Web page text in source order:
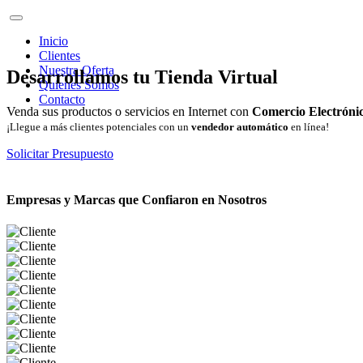
Inicio
Clientes
Nuestra Oferta
Quienes Somos
Contacto
Desarrollamos tu Tienda Virtual
Venda sus productos o servicios en Internet con Comercio
¡Llegue a más clientes potenciales con un vendedor automático en línea!
Solicitar Presupuesto
Empresas y Marcas que Confiaron en Nosotros